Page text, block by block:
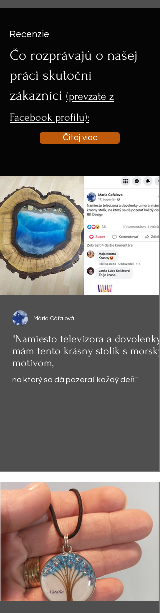
Recenzie
Čo rozprávajú o našej
práci skutoční
zákazníci (prevzaté z
Facebook profilu):
Čítaj viac
"Namiesto televízora a dovolenky,
mám tento krásny stolík s
motívom,
na ktorý sa dá pozerať každý deň."
Mária Cáfalová